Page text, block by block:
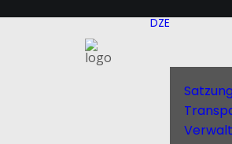
DZE
Satzung